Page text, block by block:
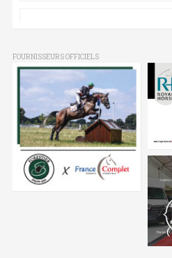
FOURNISSEURS OFFICIELS